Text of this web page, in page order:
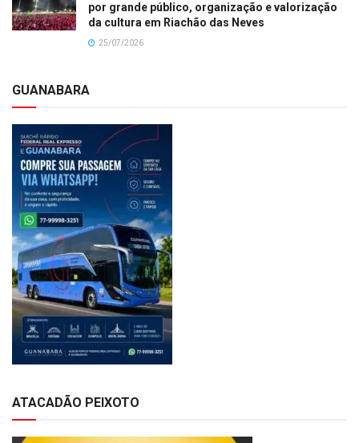
por grande público, organização e valorização
da cultura em Riachão das Neves
25/07/2026
GUANABARA
ATACADÃO PEIXOTO